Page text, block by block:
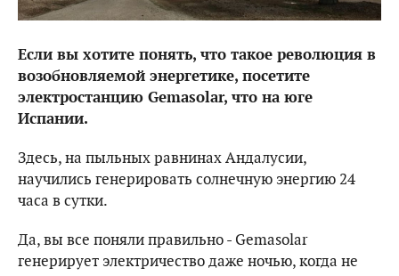
Если вы хотите понять, что такое революция в
возобновляемой энергетике, посетите
электростанцию ​​Gemasolar, что на юге
Испании.
Здесь, на пыльных равнинах Андалусии,
научились генерировать солнечную энергию 24
часа в сутки.
Да, вы все поняли правильно - Gemasolar
генерирует электричество даже ночью, когда не